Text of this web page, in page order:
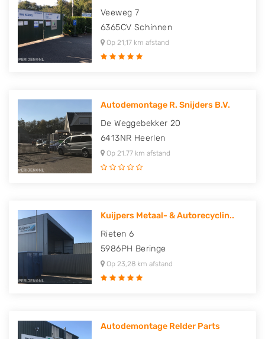
Veeweg 7
6365CV Schinnen
Op 21,17 km afstand
Autodemontage R. Snijders B.V.
De Weggebekker 20
6413NR Heerlen
Op 21,77 km afstand
Kuijpers Metaal- & Autorecyclin..
Rieten 6
5986PH Beringe
Op 23,28 km afstand
Autodemontage Relder Parts